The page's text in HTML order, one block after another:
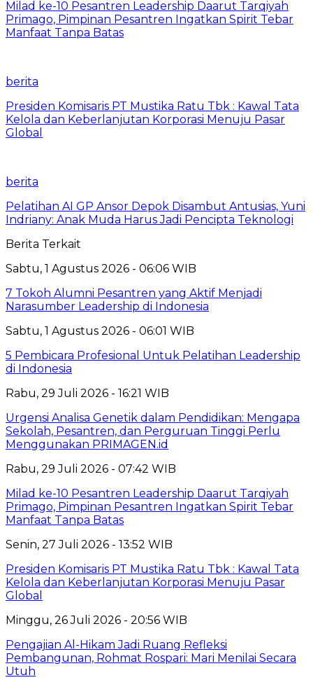
Milad ke-10 Pesantren Leadership Daarut Tarqiyah
Primago, Pimpinan Pesantren Ingatkan Spirit Tebar
Manfaat Tanpa Batas
berita
Presiden Komisaris PT Mustika Ratu Tbk : Kawal Tata
Kelola dan Keberlanjutan Korporasi Menuju Pasar
Global
berita
Pelatihan AI GP Ansor Depok Disambut Antusias, Yuni
Indriany: Anak Muda Harus Jadi Pencipta Teknologi
Berita Terkait
Sabtu, 1 Agustus 2026 - 06:06 WIB
7 Tokoh Alumni Pesantren yang Aktif Menjadi
Narasumber Leadership di Indonesia
Sabtu, 1 Agustus 2026 - 06:01 WIB
5 Pembicara Profesional Untuk Pelatihan Leadership
di Indonesia
Rabu, 29 Juli 2026 - 16:21 WIB
Urgensi Analisa Genetik dalam Pendidikan: Mengapa
Sekolah, Pesantren, dan Perguruan Tinggi Perlu
Menggunakan PRIMAGEN.id
Rabu, 29 Juli 2026 - 07:42 WIB
Milad ke-10 Pesantren Leadership Daarut Tarqiyah
Primago, Pimpinan Pesantren Ingatkan Spirit Tebar
Manfaat Tanpa Batas
Senin, 27 Juli 2026 - 13:52 WIB
Presiden Komisaris PT Mustika Ratu Tbk : Kawal Tata
Kelola dan Keberlanjutan Korporasi Menuju Pasar
Global
Minggu, 26 Juli 2026 - 20:56 WIB
Pengajian Al-Hikam Jadi Ruang Refleksi
Pembangunan, Rohmat Rospari: Mari Menilai Secara
Utuh